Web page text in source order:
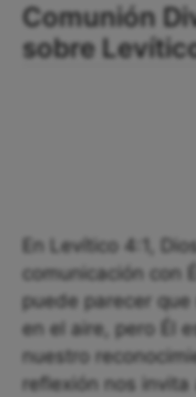
Comunión
sobre
En Levítico 4:1,
comunicación con
puede parecer
en el aire, pero Él
nuestro
reflexión nos